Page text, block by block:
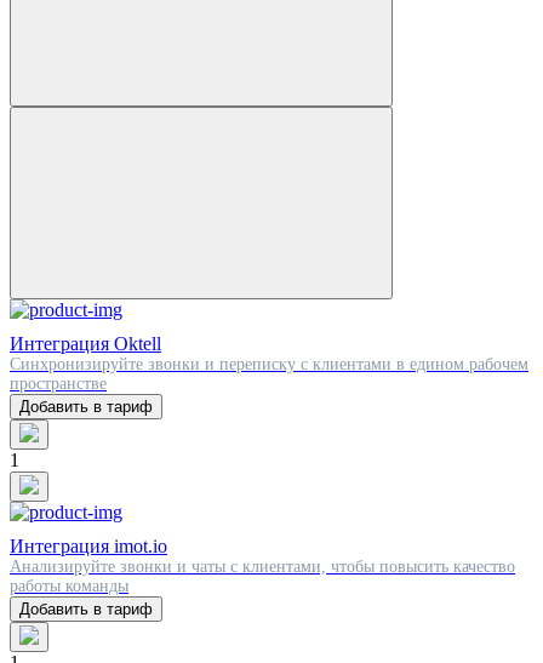
Интеграция Oktell
Синхронизируйте звонки и переписку с клиентами в едином рабочем
пространстве
Добавить в тариф
1
Интеграция imot.io
Анализируйте звонки и чаты с клиентами, чтобы повысить качество
работы команды
Добавить в тариф